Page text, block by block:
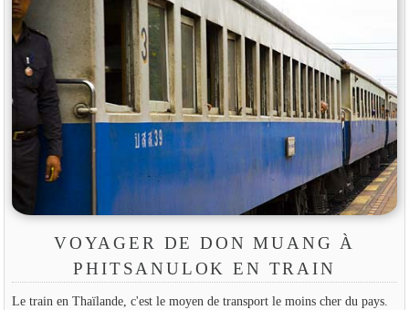
VOYAGER DE DON MUANG À
PHITSANULOK EN TRAIN
Le train en Thaïlande, c'est le moyen de transport le moins cher du pays.